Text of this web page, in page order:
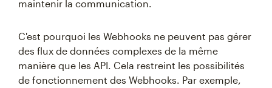
maintenir la communication.
C'est pourquoi les Webhooks ne peuvent pas gérer
des flux de données complexes de la même
manière que les API. Cela restreint les possibilités
de fonctionnement des Webhooks. Par exemple,